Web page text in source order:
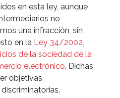
en esta ley, aunque
no
una infracción, sin
en la Ley 34/2002,
de la sociedad de la
electrónico. Dichas
objetivas,